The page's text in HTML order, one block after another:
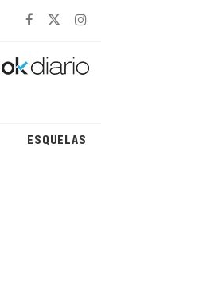
ESQUELAS